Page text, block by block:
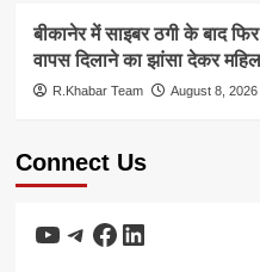
बीकानेर में साइबर ठगी के बाद
वापस दिलाने का झांसा देकर
R.Khabar Team August 8, 2026
Connect Us
YouTube
Telegram
Facebook
LinkedIn